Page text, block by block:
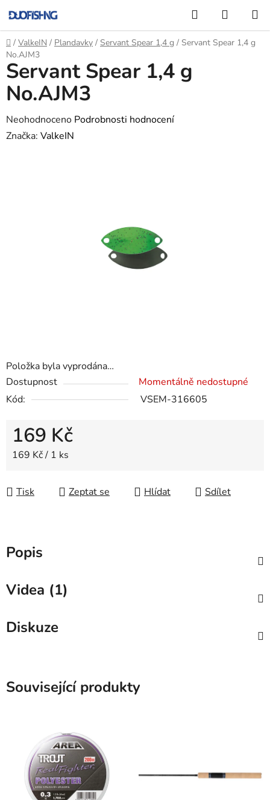
na
obsah
Hledat
KOŠÍK
Domů
/ ValkeIN / Plandavky / Servant Spear 1,4 g / Servant Spear 1,4 g
No.AJM3
Položka byla vyprodána…
Dostupnost
Momentálně nedostupné
Kód:
VSEM-316605
169 Kč
Měrná cena:
169 Kč / 1 ks
Tisk Zeptat se Hlídat Sdílet
Servant Spear 1,4 g
No.AJM3
Průměrné
hodnocení
Neohodnoceno Podrobnosti hodnocení
Značka: ValkeIN
Popis
Videa (1)
Diskuze
Související produkty